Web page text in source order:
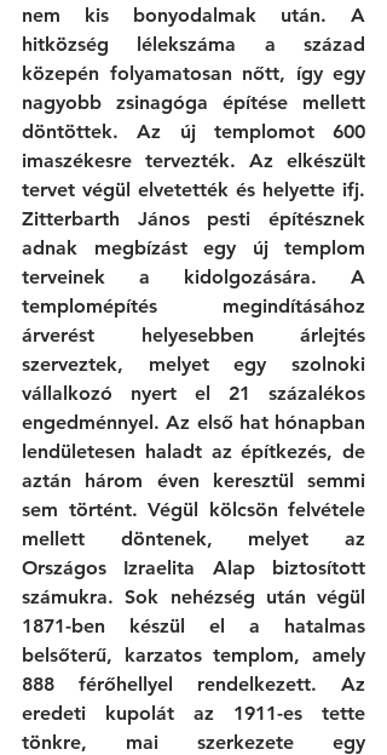
nem kis bonyodalmak után. A
hitközség lélekszáma a század
közepén folyamatosan nőtt, így egy
nagyobb zsinagóga építése mellett
döntöttek. Az új templomot 600
imaszékesre tervezték. Az elkészült
tervet végül elvetették és helyette ifj.
Zitterbarth János pesti építésznek
adnak megbízást egy új templom
terveinek a kidolgozására. A
templomépítés megindításához
árverést helyesebben árlejtés
szerveztek, melyet egy szolnoki
vállalkozó nyert el 21 százalékos
engedménnyel. Az első hat hónapban
lendületesen haladt az építkezés, de
aztán három éven keresztül semmi
sem történt. Végül kölcsön felvétele
mellett döntenek, melyet az
Országos Izraelita Alap biztosított
számukra. Sok nehézség után végül
1871-ben készül el a hatalmas
belsőterű, karzatos templom, amely
888 férőhellyel rendelkezett. Az
eredeti kupolát az 1911-es tette
tönkre, mai szerkezete egy